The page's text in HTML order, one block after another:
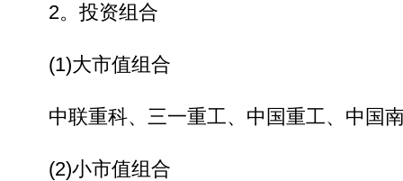
2。投资组合
(1)大市值组合
中联重科、三一重工、中国重工、中国
(2)小市值组合